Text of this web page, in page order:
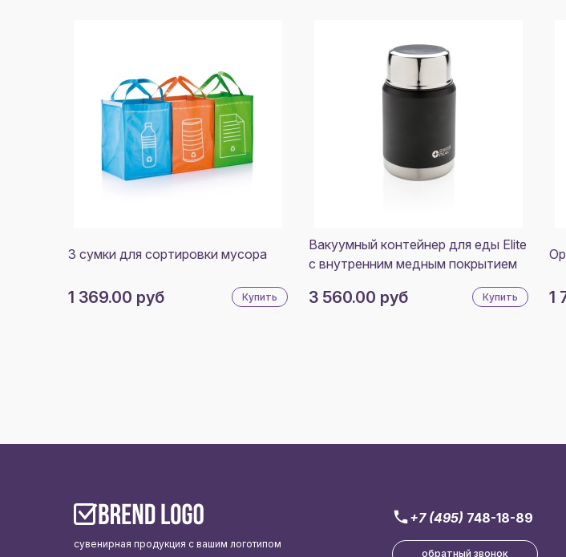
3 сумки для сортировки мусора
1 369.00 руб Купить
Вакуумный контейнер для еды Elite
с внутренним медным покрытием
3 560.00 руб Купить 1
сувенирная продукция с вашим логотипом
+7 (495) 748-18-89
обратный звонок